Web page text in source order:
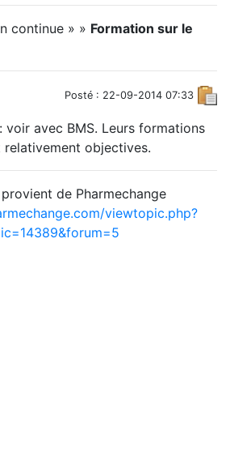
continue » » Formation sur le
Posté : 22-09-2014 07:33
voir avec BMS. Leurs formations
relativement objectives.
de Pharmechange
viewtopic.php?